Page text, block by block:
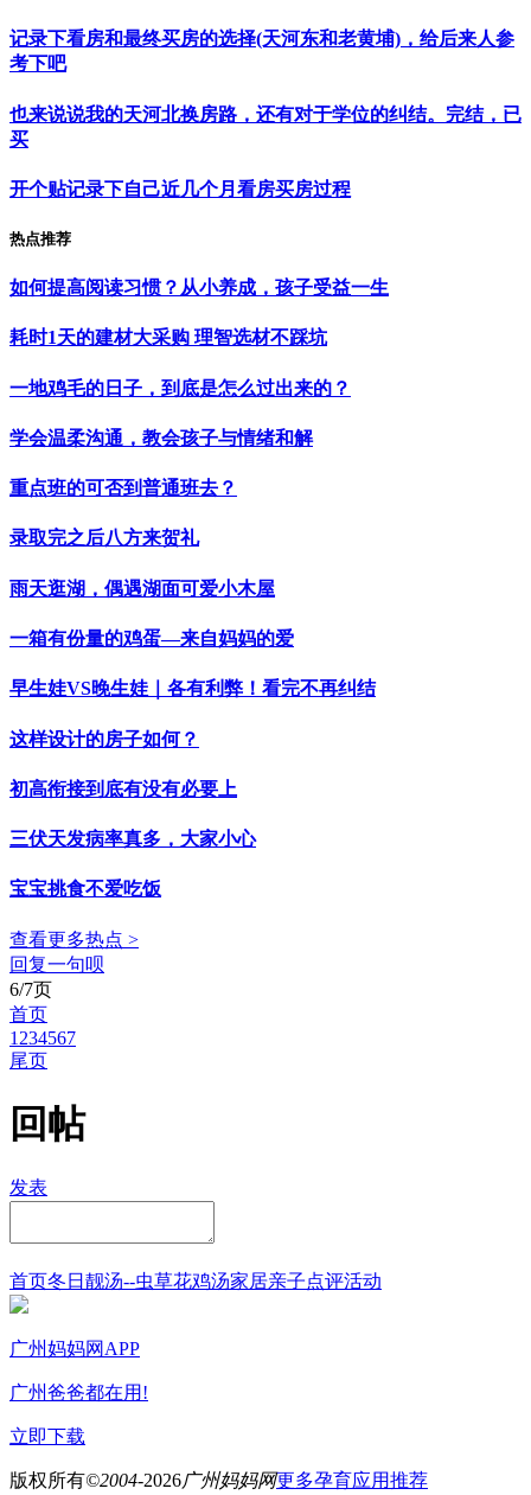
记录下看房和最终买房的选择(天河东和老黄埔)，给后来人参
考下吧
也来说说我的天河北换房路，还有对于学位的纠结。完结，已
买
开个贴记录下自己近几个月看房买房过程
热点推荐
如何提高阅读习惯？从小养成，孩子受益一生
耗时1天的建材大采购 理智选材不踩坑
一地鸡毛的日子，到底是怎么过出来的？
学会温柔沟通，教会孩子与情绪和解
重点班的可否到普通班去？
录取完之后八方来贺礼
雨天逛湖，偶遇湖面可爱小木屋
一箱有份量的鸡蛋—来自妈妈的爱
早生娃VS晚生娃｜各有利弊！看完不再纠结
这样设计的房子如何？
初高衔接到底有没有必要上
三伏天发病率真多，大家小心
宝宝挑食不爱吃饭
查看更多热点 >
回复一句呗
6/7页
首页
1 234567
尾页
回帖
发表
首页冬日靓汤--虫草花鸡汤家居亲子点评活动
广州妈妈网APP
广州爸爸都在用!
立即下载
版权所有©2004-2026广州妈妈网更多孕育应用推荐